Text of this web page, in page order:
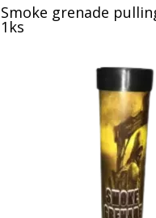
Smoke grenade
1ks